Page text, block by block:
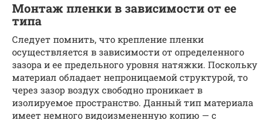
Монтаж пленки в зависимости от ее
типа
Следует помнить, что крепление пленки
осуществляется в зависимости от определенного
зазора и ее предельного уровня натяжки. Поскольку
материал обладает непроницаемой структурой, то
через зазор воздух свободно проникает в
изолируемое пространство. Данный тип материала
имеет немного видоизмененную копию — с